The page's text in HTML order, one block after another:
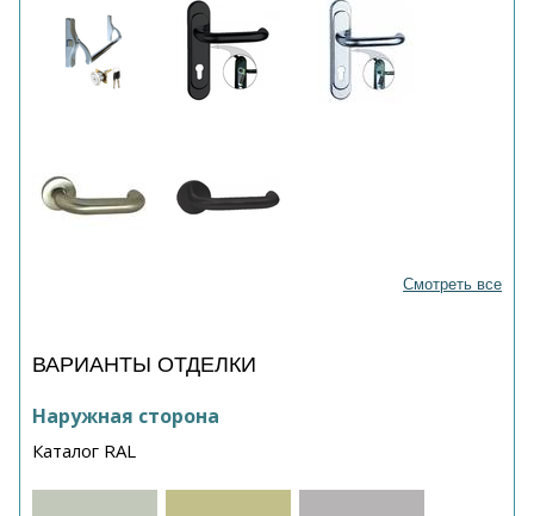
Смотреть все
ВАРИАНТЫ ОТДЕЛКИ
Наружная сторона
Каталог RAL